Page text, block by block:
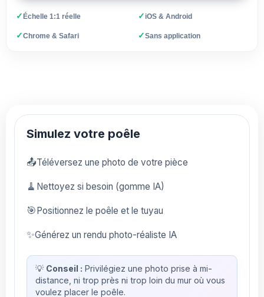
✓Échelle 1:1 réelle ✓iOS & Android
✓Chrome & Safari ✓Sans application
Simulez votre poêle
📤Téléversez une photo de votre pièce
🧹 Nettoyez si besoin (gomme IA)
🎯Positionnez le poêle et le tuyau
✨Générez un rendu photo-réaliste IA
💡 Conseil : Privilégiez une photo prise à mi-
distance, ni trop près ni trop loin du mur où vous
voulez placer le poêle.